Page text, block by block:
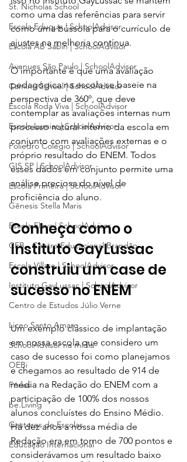
St. Nicholas School
Escola Eduque | SchoolAdvisor
Escola AB Sabin | SchoolAdvisor
Avenues São Paulo | SchoolAdvisor
Camino School | SchoolAdvisor
Escola Roda Viva | SchoolAdvisor
Escola Lumiar | SchoolAdvisor
Poliedro Colégio | SchoolAdvisor
GIS SP | SchoolAdvisor
Escola Primeira | SchoolAdvisor
Gênesis Stella Maris
Escola Eleva | SchoolAdvisor
CEB - Centro Educacional Brandão
Escola Villare | SchoolAdvisor
Instituto GayLussac | SchoolAdvisor
Centro de Estudos Júlio Verne
Liceo Santo Amaro
SchoolAdvisor na mídia
OEBi
Férias
be.Living
Gestores de Escolas
Educação Internacional
como uma das referências para servir
como uma bússola para o currículo de
ajustes na melhoria contínua.
O importante é que uma avaliação
pedagógica na escola se baseie na
perspectiva de 360º, que deve
contemplar as avaliações internas num
processo natural interno da escola em
conjunto com avaliações externas e o
próprio resultado do ENEM. Todos
esses dados em conjunto permite uma
análise preciosa do nível de
proficiência do aluno.
Conheça como o
Instituto GayLussac
construiu um case de
sucesso no ENEM
Um exemplo clássico de implantação
em nossa escola que considero um
caso de sucesso foi como planejamos
e chegamos ao resultado de 914 de
média na Redação do ENEM com a
participação de 100% dos nossos
alunos concluístes do Ensino Médio.
Há dez anos a nossa média de
Redação era em torno de 700 pontos e
considerávamos um resultado baixo